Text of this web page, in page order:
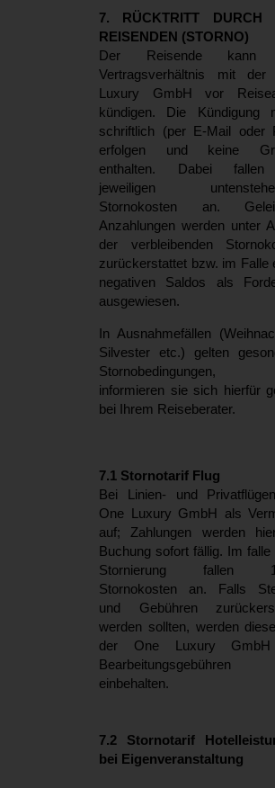
7. RÜCKTRITT DURCH
REISENDEN (STORNO)
Der Reisende kann
Vertragsverhältnis mit der
Luxury GmbH vor
kündigen. Die Kündigung
schriftlich (per E-Mail oder
erfolgen und keine
enthalten. Dabei
jeweiligen
Stornokosten an.
Anzahlungen werden unter
der verbleibenden
zurückerstattet bzw. im Falle
negativen Saldos als
ausgewiesen.
In Ausnahmefällen
Silvester etc.) gelten
Stornobedingungen,
informieren sie sich hierfür
bei Ihrem Reiseberater.
7.1 Stornotarif Flug
Bei Linien- und
One Luxury GmbH als
auf; Zahlungen werden
Buchung sofort fällig. Im falle
Stornierung fallen
Stornokosten an. Falls
und Gebühren
werden sollten, werden
der One Luxury
Bearbeitungsgebühren
einbehalten.
7.2 Stornotarif
bei Eigenveranstaltung